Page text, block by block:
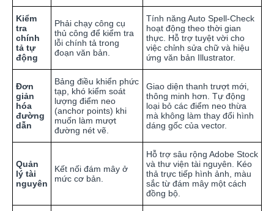
Kiểm
tra
chính
tả tự
động
Phải chạy công cụ
thủ công để kiểm tra
lỗi chính tả trong
đoạn văn bản.
Tính năng Auto Spell-Check
hoạt động theo thời gian
thực. Hỗ trợ tuyệt vời cho
việc chỉnh sửa chữ và hiệu
ứng văn bản Illustrator.
Đơn
giản
hóa
đường
dẫn
Bảng điều khiển phức
tạp, khó kiểm soát
lượng điểm neo
(anchor points) khi
muốn làm mượt
đường nét vẽ.
Giao diện thanh trượt mới,
thông minh hơn. Tự động
loại bỏ các điểm neo thừa
mà không làm thay đổi hình
dáng gốc của vector.
Quản
lý tài
nguyên
Kết nối đám mây ở
mức cơ bản.
Hỗ trợ sâu rộng Adobe Stock
và thư viện tài nguyên. Kéo
thả trực tiếp hình ảnh, màu
sắc từ đám mây một cách
đồng bộ.